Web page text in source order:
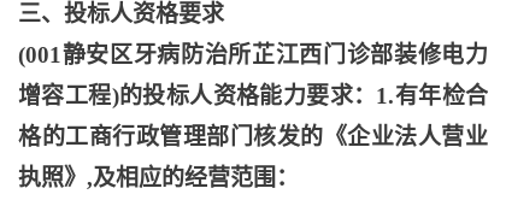
三、投标人资格要求
(001静安区牙病防治所芷江西门诊部装修电力
增容工程)的投标人资格能力要求：1.有年检合
格的工商行政管理部门核发的《企业法人营业
执照》,及相应的经营范围：